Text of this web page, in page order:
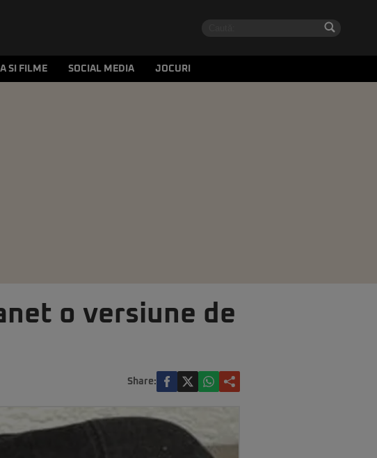
SI FILME SOCIAL MEDIA JOCURI
o versiune de
Share: